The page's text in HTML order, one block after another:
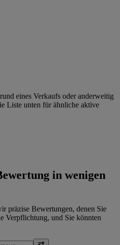
eines Verkaufs oder anderweitig
Liste unten für ähnliche aktive
in wenigen
präzise Bewertungen, denen Sie
Verpflichtung, und Sie könnten